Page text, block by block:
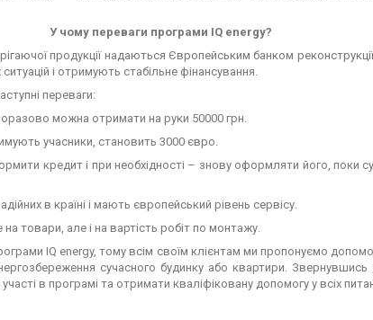
У чому переваги програми IQ energy?
продукції надаються Європейським банком
і отримують стабільне фінансування.
переваги:
можна отримати на руки 50000 грн.
учасники, становить 3000 євро.
кредит і при необхідності – знову оформляти його, поки
в країні і мають європейський рівень сервісу.
товари, але і на вартість робіт по монтажу.
IQ energy, тому всім своїм клієнтам ми пропонуємо
сучасного будинку або квартири.
в програмі та отримати кваліфіковану допомогу у всіх